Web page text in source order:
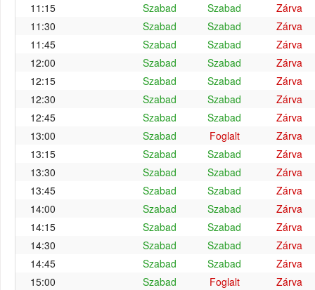
11:15
Szabad Szabad
Zárva
11:30
Szabad Szabad
Zárva
11:45
Szabad Szabad
Zárva
12:00
Szabad Szabad
Zárva
12:15
Szabad Szabad
Zárva
12:30
Szabad Szabad
Zárva
12:45
Szabad Szabad
Zárva
13:00
Szabad Foglalt
Zárva
13:15
Szabad Szabad
Zárva
13:30
Szabad Szabad
Zárva
13:45
Szabad Szabad
Zárva
14:00
Szabad Szabad
Zárva
14:15
Szabad Szabad
Zárva
14:30
Szabad Szabad
Zárva
14:45
Szabad Szabad
Zárva
15:00
Szabad Foglalt
Zárva